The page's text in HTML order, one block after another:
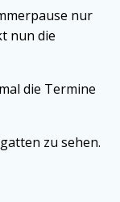
nur
nun die
die Termine
zu sehen.